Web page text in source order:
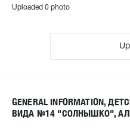
Uploaded 0 photo
GENERAL INFORMATION,
ВИДА №14 "СОЛНЫШКО",